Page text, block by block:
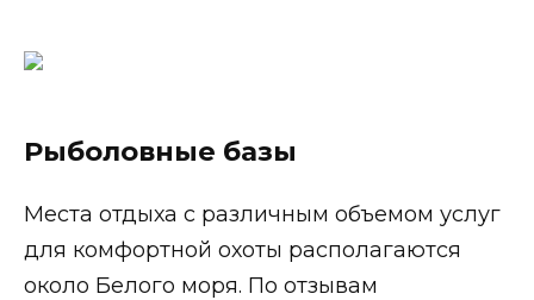
Рыболовные базы
Места отдыха с различным объемом услуг
для комфортной охоты располагаются
около Белого моря. По отзывам